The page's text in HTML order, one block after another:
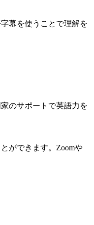
幕を使うことで理解を
のサポートで英語力を
ができます。Zoomや